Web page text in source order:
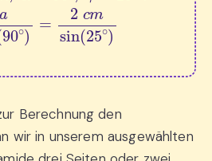
Berechnung den
wir in unserem ausgewählten